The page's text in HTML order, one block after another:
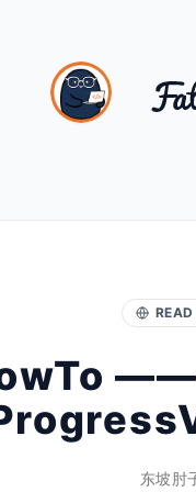
——
东坡肘